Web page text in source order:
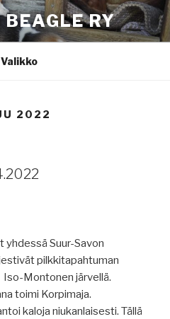
BEAGLE RY
Valikko
2022
yhdessä Suur-Savon
pilkkitapahtuman
Montonen järvellä.
toimi Korpimaja.
kaloja niukanlaisesti. Tällä